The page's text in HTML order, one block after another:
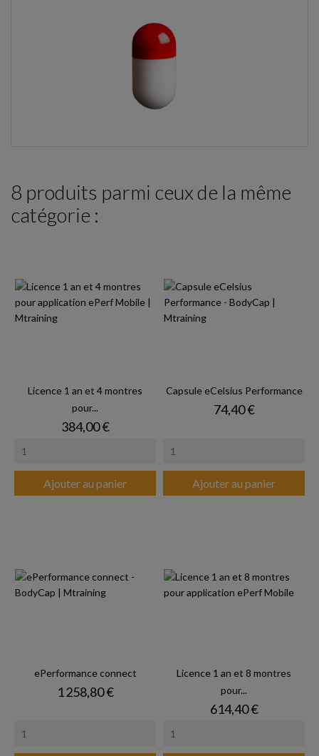
8 produits parmi ceux de la même
catégorie :
Licence 1 an et 4 montres
pour...
Prix
384,00 €
Ajouter au panier
Capsule eCelsius Performance
Prix
74,40 €
Ajouter au panier
ePerformance connect
Prix
1 258,80 €
Licence 1 an et 8 montres
pour...
Prix
614,40 €